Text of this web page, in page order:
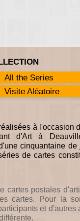
All the Series
Visite Aléatoire
à l'occasion
d'Art à
cinquantaine de
de cartes
cartes postales
cartes. Pour la
et d'autres